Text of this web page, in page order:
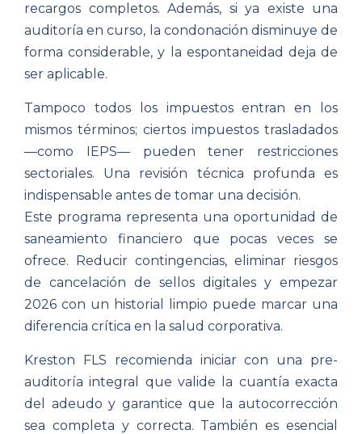
recargos completos. Además, si ya existe una
auditoría en curso, la condonación disminuye de
forma considerable, y la espontaneidad deja de
ser aplicable.
Tampoco todos los impuestos entran en los
mismos términos; ciertos impuestos trasladados
—como IEPS— pueden tener restricciones
sectoriales. Una revisión técnica profunda es
indispensable antes de tomar una decisión.
Este programa representa una oportunidad de
saneamiento financiero que pocas veces se
ofrece. Reducir contingencias, eliminar riesgos
de cancelación de sellos digitales y empezar
2026 con un historial limpio puede marcar una
diferencia crítica en la salud corporativa.
Kreston FLS recomienda iniciar con una pre-
auditoría integral que valide la cuantía exacta
del adeudo y garantice que la autocorrección
sea completa y correcta. También es esencial